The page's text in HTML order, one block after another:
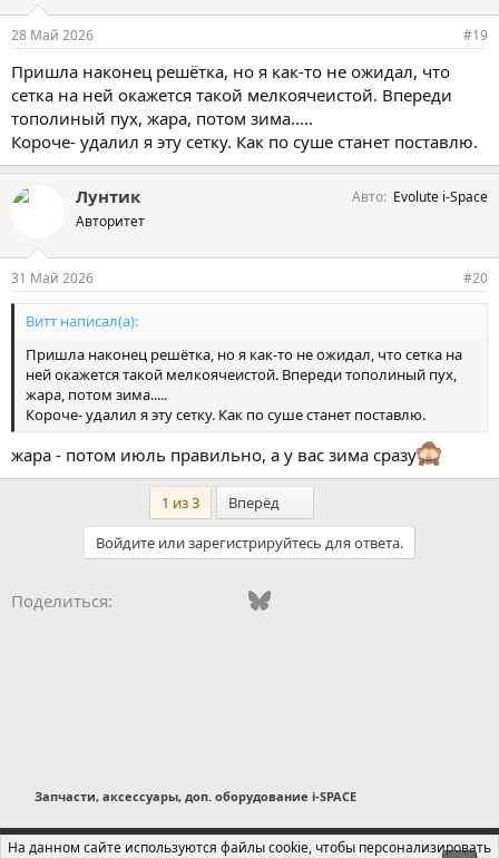
:
28 Май 2026 #19
Пришла наконец решëтка, но я как-то не ожидал, что
сетка на ней окажется такой мелкоячеистой. Впереди
тополиный пух, жара, потом зима.....
Короче- удалил я эту сетку. Как по суше станет поставлю.
Лунтик
Авторитет
Авто Evolute i-Space
31 Май 2026 #20
Витт написал(а):
Пришла наконец решëтка, но я как-то не ожидал, что сетка на
ней окажется такой мелкоячеистой. Впереди тополиный пух,
жара, потом зима.....
Короче- удалил я эту сетку. Как по суше станет поставлю.
жара - потом июль правильно, а у вас зима сразу
1 из 3 Вперёд
Войдите или зарегистрируйтесь для ответа.
Поделиться: Odnoklassniki
Mail.ruBluesky
Запчасти, аксессуары, доп. оборудование i-SPACE
Russian (RU)
На данном сайте используются файлы cookie, чтобы персонализировать